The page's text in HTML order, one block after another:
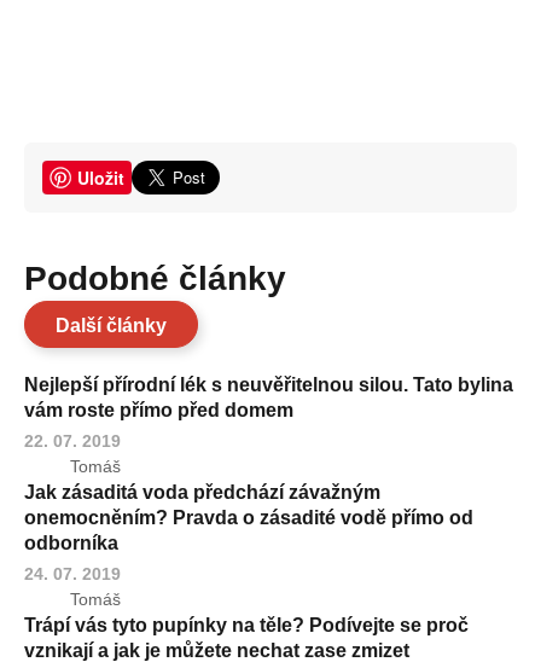
Uložit
Podobné články
Další články
Nejlepší přírodní lék s neuvěřitelnou silou. Tato bylina
vám roste přímo před domem
22. 07. 2019
Tomáš
Jak zásaditá voda předchází závažným
onemocněním? Pravda o zásadité vodě přímo od
odborníka
24. 07. 2019
Tomáš
Trápí vás tyto pupínky na těle? Podívejte se proč
vznikají a jak je můžete nechat zase zmizet